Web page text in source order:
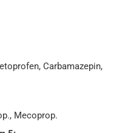
Carbamazepin,
Mecoprop.